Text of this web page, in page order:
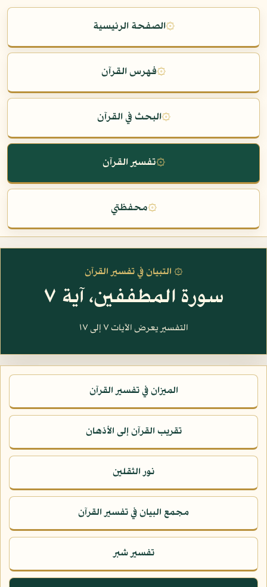
۞الصفحة الرئيسية
۞فهرس القرآن
۞البحث في القرآن
۞تفسير القرآن
۞محفظتي
۞ التبيان في تفسير القرآن
سورة المطففين، آية ٧
التفسير يعرض الآيات ٧ إلى ١٧
الميزان في تفسير القرآن
تقريب القرآن إلى الأذهان
نور الثقلين
مجمع البيان في تفسير القرآن
تفسير شبر